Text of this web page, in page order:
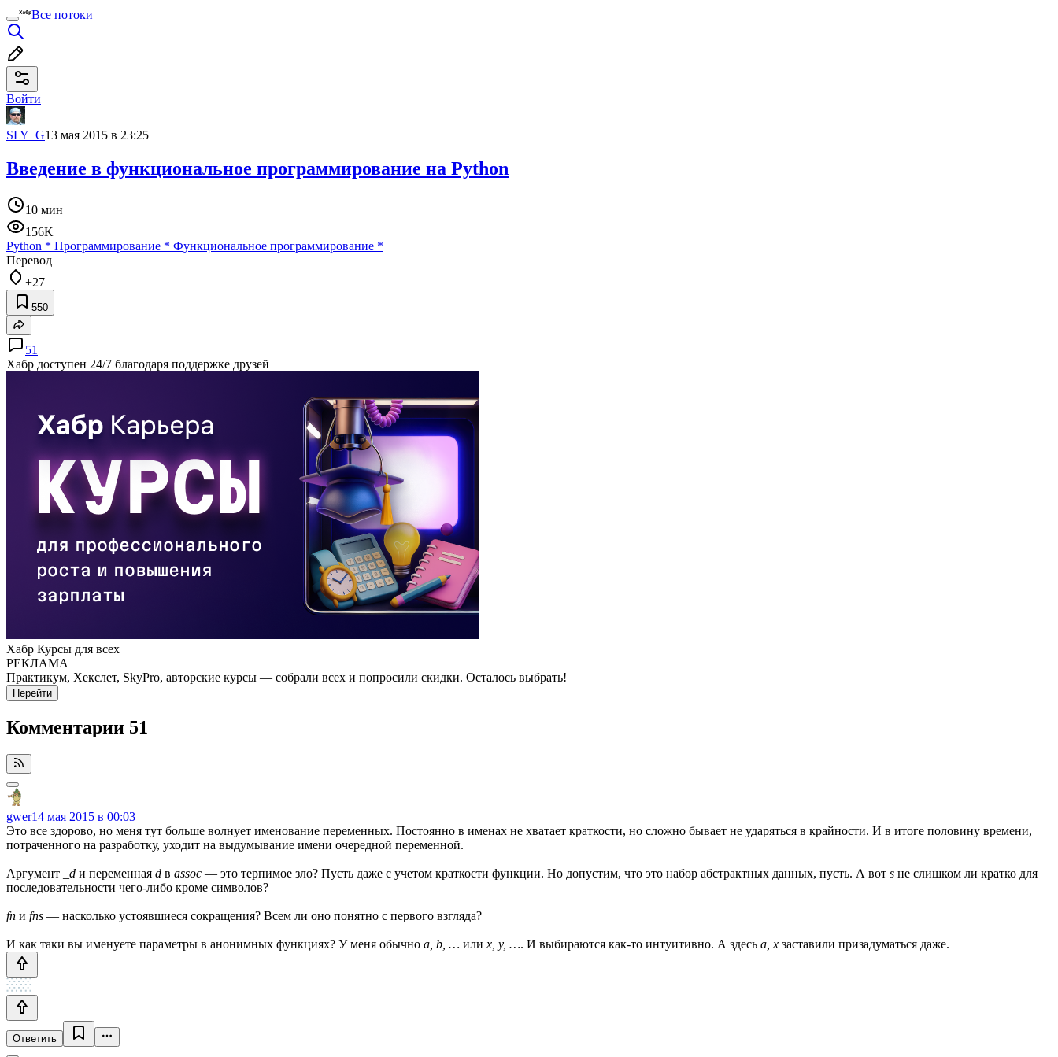
Все потоки
Войти
SLY_G13 мая 2015 в 23:25
Введение в функциональное программирование на Python
10 мин
156K
Python * Программирование * Функциональное программирование *
Перевод
+27
550
51
Хабр доступен 24/7 благодаря поддержке друзей
Хабр Курсы для всех
РЕКЛАМА
Практикум, Хекслет, SkyPro, авторские курсы — собрали всех и попросили скидки. Осталось выбрать!
Перейти
Комментарии 51
gwer14 мая 2015 в 00:03
Это все здорово, но меня тут больше волнует именование переменных. Постоянно в именах не хватает краткости, но сложно бывает не ударяться в крайности. И в итоге половину времени,
потраченного на разработку, уходит на выдумывание имени очередной переменной.
Аргумент _d и переменная d в assoc — это терпимое зло? Пусть даже с учетом краткости функции. Но допустим, что это набор абстрактных данных, пусть. А вот s не слишком ли кратко для
последовательности чего-либо кроме символов?
fn и fns — насколько устоявшиеся сокращения? Всем ли оно понятно с первого взгляда?
И как таки вы именуете параметры в анонимных функциях? У меня обычно a, b, … или x, y, …. И выбираются как-то интуитивно. А здесь a, x заставили призадуматься даже.
Ответить